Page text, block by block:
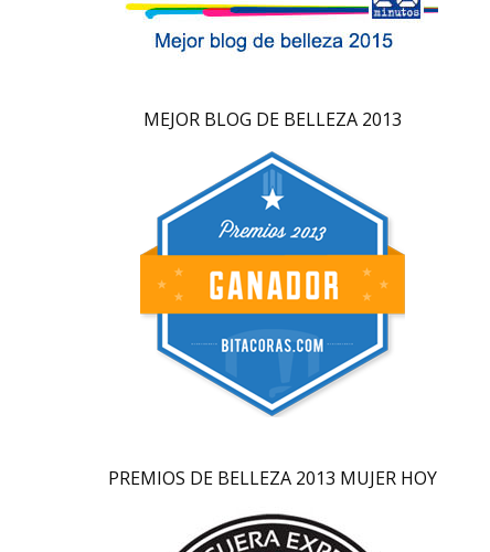
MEJOR BLOG DE BELLEZA 2013
PREMIOS DE BELLEZA 2013 MUJER HOY